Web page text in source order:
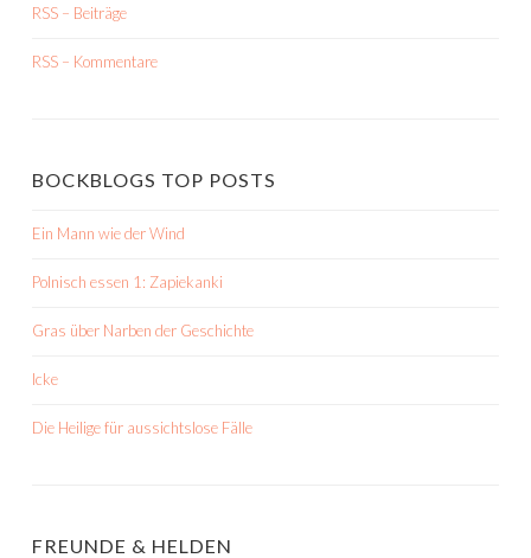
RSS – Beiträge
RSS – Kommentare
BOCKBLOGS TOP POSTS
Ein Mann wie der Wind
Polnisch essen 1: Zapiekanki
Gras über Narben der Geschichte
Icke
Die Heilige für aussichtslose Fälle
FREUNDE & HELDEN